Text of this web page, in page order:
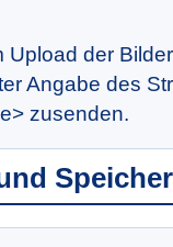
Upload der
Angabe des
zusenden.